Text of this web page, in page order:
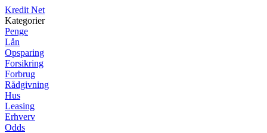
Kredit Net
Kategorier
Penge
Lån
Opsparing
Forsikring
Forbrug
Rådgivning
Hus
Leasing
Erhverv
Odds